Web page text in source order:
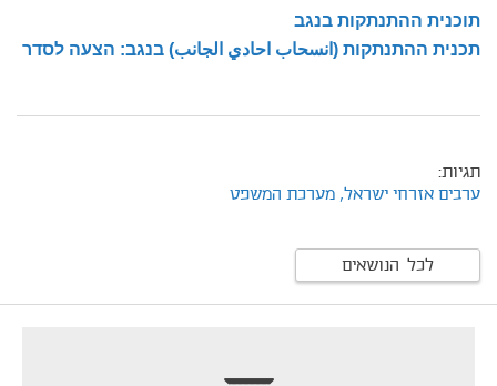
תוכנית ההתנתקות בנגב
תכנית ההתנתקות (انسحاب احادي الجانب) בנגב: הצעה לסדר
תגיות:
ערבים אזרחי ישראל, מערכת המשפט
לכל הנושאים